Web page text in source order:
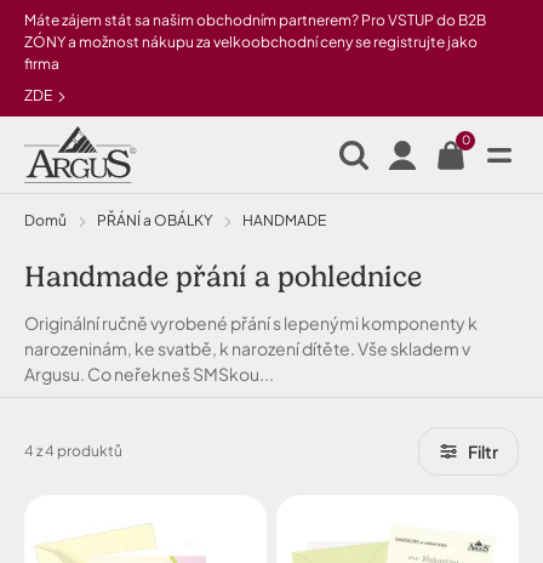
Přeskočit na hlavní obsah
Máte zájem stát sa našim obchodním partnerem? Pro VSTUP do B2B
ZÓNY a možnost nákupu za velkoobchodní ceny se registrujte jako
firma
ZDE
0
Domů PŘÁNÍ a OBÁLKY HANDMADE
Handmade přání a pohlednice
Originální ručně vyrobené přání s lepenými komponenty k
narozeninám, ke svatbě, k narození dítěte. Vše skladem v
Argusu. Co neřekneš SMSkou...
4 z 4 produktů Filtr